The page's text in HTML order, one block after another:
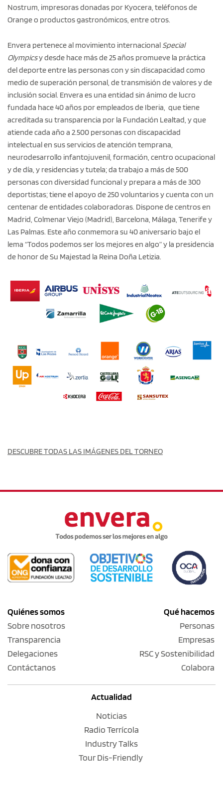
Nostrum, impresoras donadas por Kyocera, teléfonos de
Orange o productos gastronómicos, entre otros.
Envera pertenece al movimiento internacional Special
Olympicsy desde hace más de 25 años promueve la práctica
del deporte entre las personas con y sin discapacidad como
medio de superación personal, de transmisión de valores y de
inclusión social. Envera es una entidad sin ánimo de lucro
fundada hace 40 años por empleados de Iberia, que tiene
acreditada su transparencia por la Fundación Lealtad, y que
atiende cada año a 2.500 personas con discapacidad
intelectual en sus servicios de atención temprana,
neurodesarrollo infantojuvenil, formación, centro ocupacional
y de día, y residencias y tutela; da trabajo a más de 500
personas con diversidad funcional y prepara a más de 300
deportistas; tiene el apoyo de 250 voluntarios y cuenta con un
centenar de entidades colaboradoras. Dispone de centros en
Madrid, Colmenar Viejo (Madrid), Barcelona, Málaga, Tenerife y
Las Palmas. Este año conmemora su 40 aniversario bajo el
lema “Todos podemos ser los mejores en algo” y la presidencia
de honor de Su Majestad la Reina Doña Letizia.
DESCUBRE TODAS LAS IMÁGENES DEL TORNEO
Quiénes somos
Sobre nosotros
Transparencia
Delegaciones
Contáctanos
Qué hacemos
Personas
Empresas
RSC y Sostenibilidad
Colabora
Actualidad
Noticias
Radio Terrícola
Industry Talks
Tour Dis-Friendly